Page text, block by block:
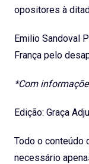
opositores à
Emilio Sandoval
França pelo
*Com
Edição: Graça
Todo o conteúdo
necessário